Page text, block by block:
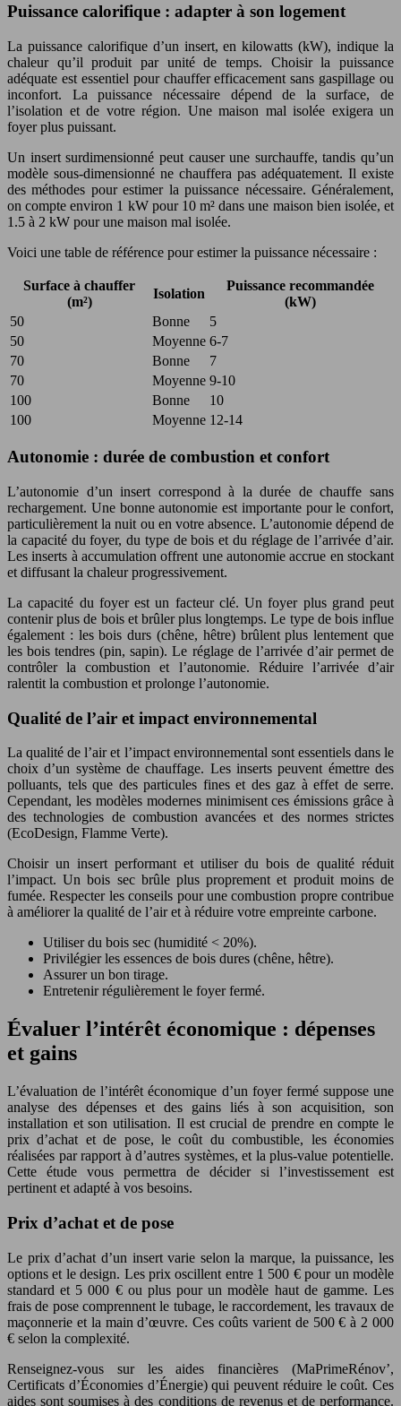
Puissance calorifique : adapter à son logement
La puissance calorifique d’un insert, en kilowatts (kW), indique la
chaleur qu’il produit par unité de temps. Choisir la puissance
adéquate est essentiel pour chauffer efficacement sans gaspillage ou
inconfort. La puissance nécessaire dépend de la surface, de
l’isolation et de votre région. Une maison mal isolée exigera un
foyer plus puissant.
Un insert surdimensionné peut causer une surchauffe, tandis qu’un
modèle sous-dimensionné ne chauffera pas adéquatement. Il existe
des méthodes pour estimer la puissance nécessaire. Généralement,
on compte environ 1 kW pour 10 m² dans une maison bien isolée, et
1.5 à 2 kW pour une maison mal isolée.
Voici une table de référence pour estimer la puissance nécessaire :
Surface à chauffer
(m²)
Isolation
Puissance recommandée
(kW)
50
Bonne
5
50
Moyenne 6-7
70
Bonne
7
70
Moyenne 9-10
100
Bonne
10
100
Moyenne 12-14
Autonomie : durée de combustion et confort
L’autonomie d’un insert correspond à la durée de chauffe sans
rechargement. Une bonne autonomie est importante pour le confort,
particulièrement la nuit ou en votre absence. L’autonomie dépend de
la capacité du foyer, du type de bois et du réglage de l’arrivée d’air.
Les inserts à accumulation offrent une autonomie accrue en stockant
et diffusant la chaleur progressivement.
La capacité du foyer est un facteur clé. Un foyer plus grand peut
contenir plus de bois et brûler plus longtemps. Le type de bois influe
également : les bois durs (chêne, hêtre) brûlent plus lentement que
les bois tendres (pin, sapin). Le réglage de l’arrivée d’air permet de
contrôler la combustion et l’autonomie. Réduire l’arrivée d’air
ralentit la combustion et prolonge l’autonomie.
Qualité de l’air et impact environnemental
La qualité de l’air et l’impact environnemental sont essentiels dans le
choix d’un système de chauffage. Les inserts peuvent émettre des
polluants, tels que des particules fines et des gaz à effet de serre.
Cependant, les modèles modernes minimisent ces émissions grâce à
des technologies de combustion avancées et des normes strictes
(EcoDesign, Flamme Verte).
Choisir un insert performant et utiliser du bois de qualité réduit
l’impact. Un bois sec brûle plus proprement et produit moins de
fumée. Respecter les conseils pour une combustion propre contribue
à améliorer la qualité de l’air et à réduire votre empreinte carbone.
Utiliser du bois sec (humidité < 20%).
Privilégier les essences de bois dures (chêne, hêtre).
Assurer un bon tirage.
Entretenir régulièrement le foyer fermé.
Évaluer l’intérêt économique : dépenses
et gains
L’évaluation de l’intérêt économique d’un foyer fermé suppose une
analyse des dépenses et des gains liés à son acquisition, son
installation et son utilisation. Il est crucial de prendre en compte le
prix d’achat et de pose, le coût du combustible, les économies
réalisées par rapport à d’autres systèmes, et la plus-value potentielle.
Cette étude vous permettra de décider si l’investissement est
pertinent et adapté à vos besoins.
Prix d’achat et de pose
Le prix d’achat d’un insert varie selon la marque, la puissance, les
options et le design. Les prix oscillent entre 1 500 € pour un modèle
standard et 5 000 € ou plus pour un modèle haut de gamme. Les
frais de pose comprennent le tubage, le raccordement, les travaux de
maçonnerie et la main d’œuvre. Ces coûts varient de 500 € à 2 000
€ selon la complexité.
Renseignez-vous sur les aides financières (MaPrimeRénov’,
Certificats d’Économies d’Énergie) qui peuvent réduire le coût. Ces
aides sont soumises à des conditions de revenus et de performance.